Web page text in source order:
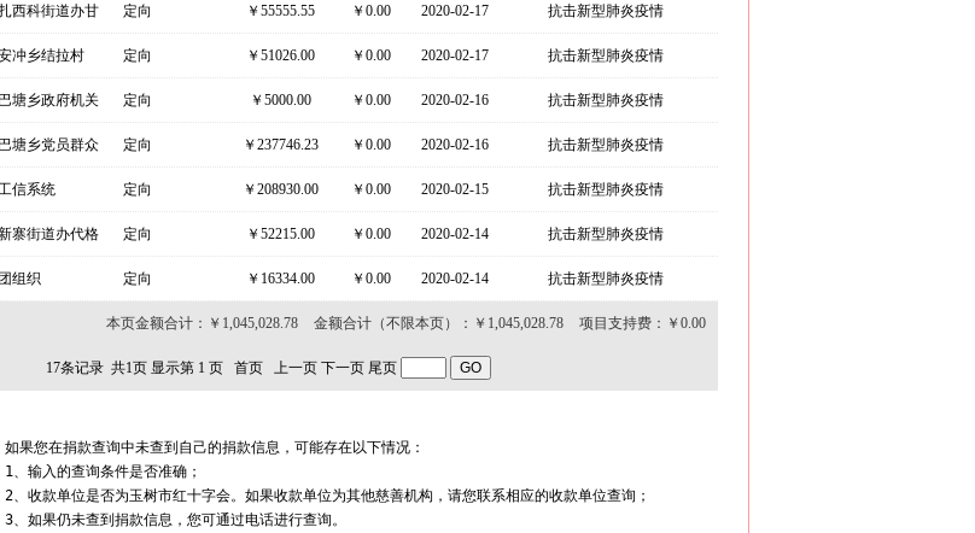
西科街道办甘 定向 ￥55555.55 ￥ 0.00 2020-02-17 抗击新型肺炎疫情
冲乡结拉村 定向 ￥51026.00 ￥ 0.00 2020-02-17 抗击新型肺炎疫情
塘乡政府机关 定向 ￥5000.00 ￥ 0.00 2020-02-16 抗击新型肺炎疫情
塘乡党员群众 定向 ￥237746.23 ￥ 0.00 2020-02-16 抗击新型肺炎疫情
信系统 定向 ￥208930.00 ￥ 0.00 2020-02-15 抗击新型肺炎疫情
寨街道办代格 定向 ￥52215.00 ￥ 0.00 2020-02-14 抗击新型肺炎疫情
组织 定向 ￥16334.00 ￥ 0.00 2020-02-14 抗击新型肺炎疫情
本页金额合计：￥ 1,045,028.78 金额合计（不限本页）：￥ 1,045,028.78 项目支持费：￥ 0.00
17条记录 共1页 显示第 1 页 首页 上一页 下一页 尾页
如果您在捐款查询中未查到自己的捐款信息，可能存在以下情况：
1、输入的查询条件是否准确；
2、收款单位是否为玉树市红十字会。如果收款单位为其他慈善机构，请您联系相应的收款单位查询；
3、如果仍未查到捐款信息，您可通过电话进行查询。